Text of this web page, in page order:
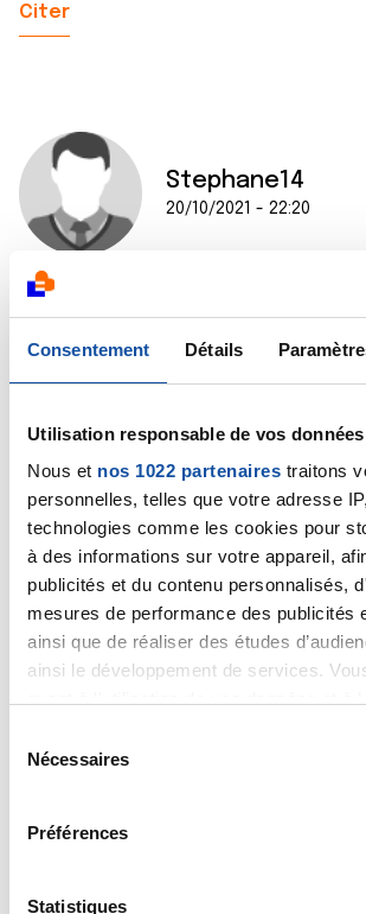
Consentement Détails
Utilisation responsable de vos données
Nous et nos 1022 partenaires traitons
personnelles, telles que votre adresse
technologies comme les cookies pour
à des informations sur votre appareil,
publicités et du contenu personnalisés,
mesures de performance des publicités
ainsi que de réaliser des études
ainsi le développement de services.
tout moment en consultant la Déclaration
cookies ou en cliquant sur l'icône de
Si vous le permettez, nous aimerions
géographique qui peuvent être
Nécessaires
Préférences
Statistiques
Citer
Stephane14
20/10/2021 - 22:20
Bon moi ce que je vois c'est que j'ai
brochette de gourmandes et
St Jacques flambées au calva avec
celeri mi carottes
Alors kikenveu ?
Stephane
Citer
un peu que j'en veux mon neveu!!!!!!! et